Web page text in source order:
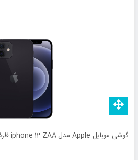
گوشی موبایل Apple مدل iphone 12 ZAA ظرفیت 128GB - مشکی